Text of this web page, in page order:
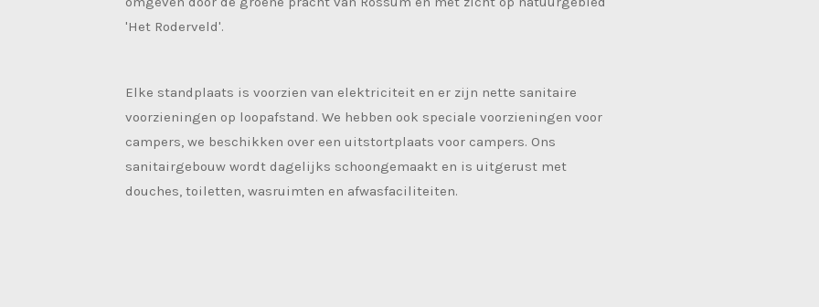
'Het Roderveld'.
Elke standplaats is voorzien van elektriciteit en er zijn nette sanitaire
voorzieningen op loopafstand. We hebben ook speciale voorzieningen voor
campers, we beschikken over een uitstortplaats voor campers. Ons
sanitairgebouw wordt dagelijks schoongemaakt en is uitgerust met
douches, toiletten, wasruimten en afwasfaciliteiten.